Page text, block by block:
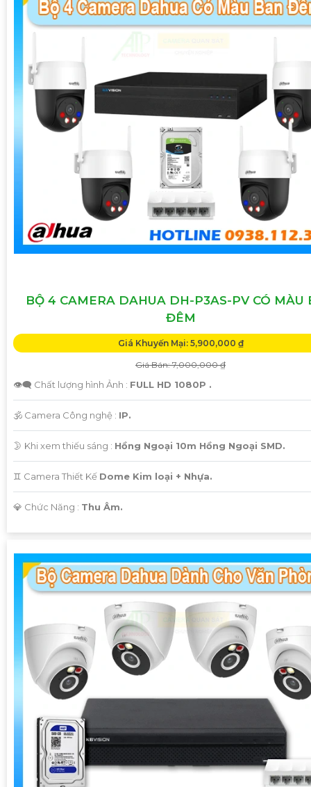
BỘ 4 CAMERA DAHUA DH-P3AS-PV CÓ MÀU
ĐÊM
Giá Khuyến Mại: 5,900,000 ₫
Giá Bán: 7,000,000 ₫
👁️‍🗨 Chất lượng hình Ảnh : FULL HD 1080P .
🕉️ Camera Công nghệ : IP.
🌛 Khi xem thiếu sáng : Hồng Ngoại 10m Hồng Ngoại SMD.
♊ Camera Thiết Kế Dome Kim loại + Nhựa.
️💎 Chức Năng : Thu Âm.